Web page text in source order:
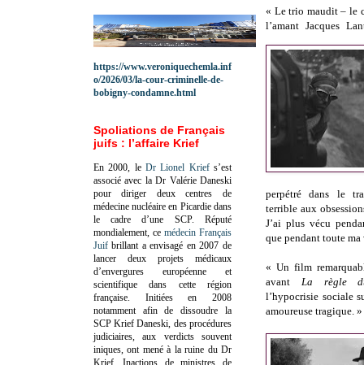
« Le trio maudit – le
l’amant Jacques
perpétré dans le
terrible aux
J’ai plus vécu
que pendant toute ma
« Un film
avant La règle
l’hypocrisie sociale
amoureuse tragique. »
https://www.veroniquechemla.inf
o/2026/03/la-cour-criminelle-de-
bobigny-condamne.html
Spoliations de Français
juifs : l’affaire Krief
En 2000, le Dr Lionel Kriefs’est
associé avec la Dr Valérie Daneski
pour diriger deux centres de
médecine nucléaire en Picardie dans
le cadre d’une SCP. Réputé
mondialement, ce médecin Français
Juif brillant a envisagé en 2007 de
lancer deux projets médicaux
d’envergures européenne et
scientifique dans cette région
française. Initiées en 2008
notamment afin de dissoudre la
SCP Krief Daneski, des procédures
judiciaires, aux verdicts souvent
iniques, ont mené à la ruine du Dr
Krief.Inactions de ministres de